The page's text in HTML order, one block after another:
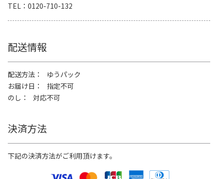
TEL
0120-710-132
配送情報
配送方法
ゆうパック
お届け日
指定不可
のし
対応不可
決済方法
下記の決済方法がご利用頂けます。